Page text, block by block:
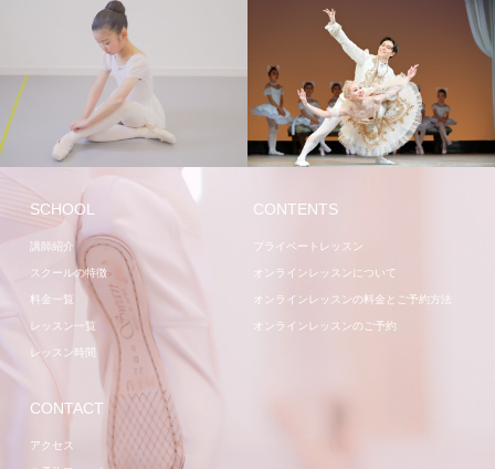
レッスン 講師
SCHOOL
講師紹介
スクールの特徴
料金一覧
レッスン一覧
レッスン時間
CONTENTS
プライベートレッスン
オンラインレッスンについて
オンラインレッスンの料金とご予約方法
オンラインレッスンのご予約
CONTACT
アクセス